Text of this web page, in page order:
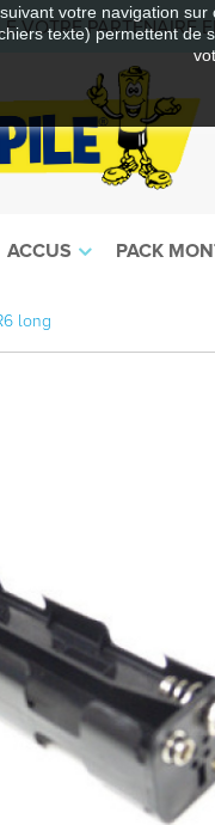
votre navigation
texte) permettent de
VOTRE PARTENAIRE
ACCUS PACK
long